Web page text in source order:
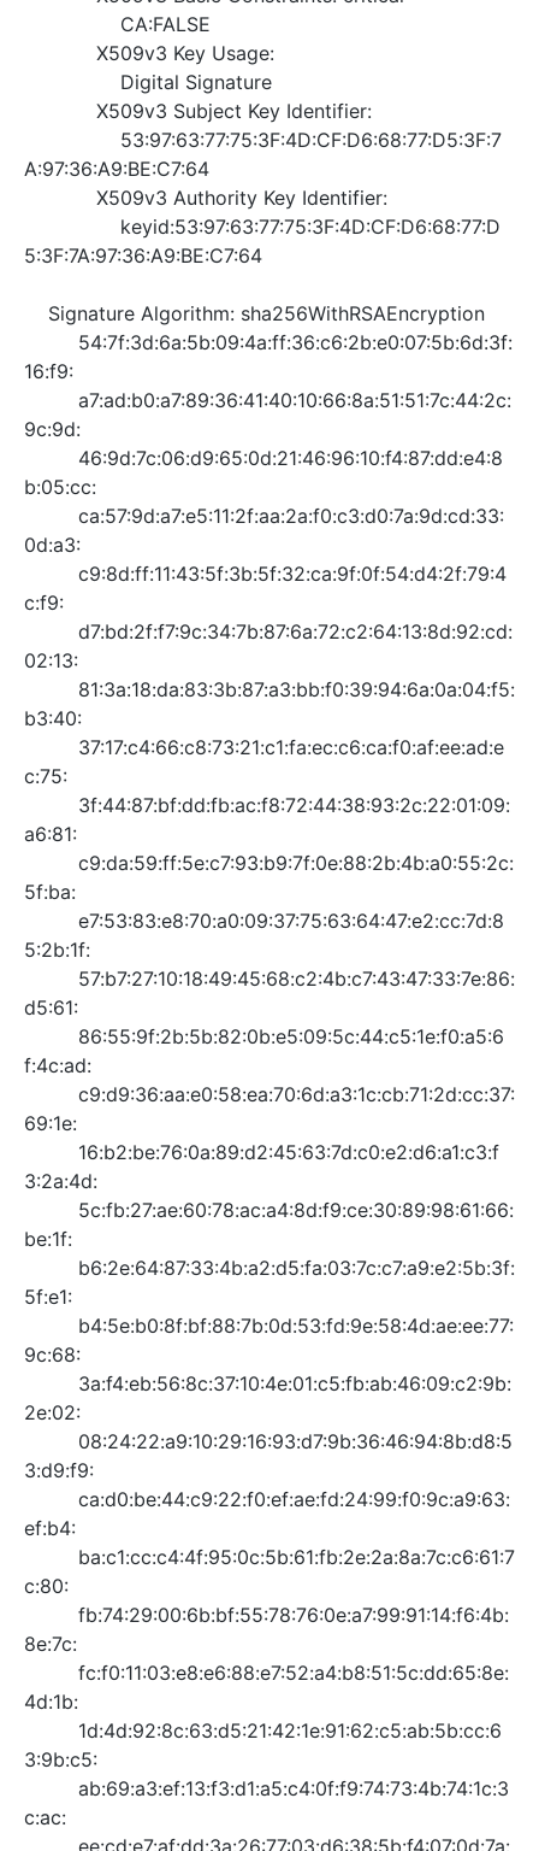
CA:FALSE
X509v3 Key Usage:
Digital Signature
X509v3 Subject Key Identifier:
53:97:63:77:75:3F:4D:CF:D6:68:77:D5:3F:7
A:97:36:A9:BE:C7:64
X509v3 Authority Key Identifier:
keyid:53:97:63:77:75:3F:4D:CF:D6:68:77:D
5:3F:7A:97:36:A9:BE:C7:64
Signature Algorithm: sha256WithRSAEncryption
54:7f:3d:6a:5b:09:4a:ff:36:c6:2b:e0:07:5b:6d:3f:
16:f9:
a7:ad:b0:a7:89:36:41:40:10:66:8a:51:51:7c:44:2c:
9c:9d:
46:9d:7c:06:d9:65:0d:21:46:96:10:f4:87:dd:e4:8
b:05:cc:
ca:57:9d:a7:e5:11:2f:aa:2a:f0:c3:d0:7a:9d:cd:33:
0d:a3:
c9:8d:ff:11:43:5f:3b:5f:32:ca:9f:0f:54:d4:2f:79:4
c:f9:
d7:bd:2f:f7:9c:34:7b:87:6a:72:c2:64:13:8d:92:cd:
02:13:
81:3a:18:da:83:3b:87:a3:bb:f0:39:94:6a:0a:04:f5:
b3:40:
37:17:c4:66:c8:73:21:c1:fa:ec:c6:ca:f0:af:ee:ad:e
c:75:
3f:44:87:bf:dd:fb:ac:f8:72:44:38:93:2c:22:01:09:
a6:81:
c9:da:59:ff:5e:c7:93:b9:7f:0e:88:2b:4b:a0:55:2c:
5f:ba:
e7:53:83:e8:70:a0:09:37:75:63:64:47:e2:cc:7d:8
5:2b:1f:
57:b7:27:10:18:49:45:68:c2:4b:c7:43:47:33:7e:86:
d5:61:
86:55:9f:2b:5b:82:0b:e5:09:5c:44:c5:1e:f0:a5:6
f:4c:ad:
c9:d9:36:aa:e0:58:ea:70:6d:a3:1c:cb:71:2d:cc:37:
69:1e:
16:b2:be:76:0a:89:d2:45:63:7d:c0:e2:d6:a1:c3:f
3:2a:4d:
5c:fb:27:ae:60:78:ac:a4:8d:f9:ce:30:89:98:61:66:
be:1f:
b6:2e:64:87:33:4b:a2:d5:fa:03:7c:c7:a9:e2:5b:3f:
5f:e1:
b4:5e:b0:8f:bf:88:7b:0d:53:fd:9e:58:4d:ae:ee:77:
9c:68:
3a:f4:eb:56:8c:37:10:4e:01:c5:fb:ab:46:09:c2:9b:
2e:02:
08:24:22:a9:10:29:16:93:d7:9b:36:46:94:8b:d8:5
3:d9:f9:
ca:d0:be:44:c9:22:f0:ef:ae:fd:24:99:f0:9c:a9:63:
ef:b4:
ba:c1:cc:c4:4f:95:0c:5b:61:fb:2e:2a:8a:7c:c6:61:7
c:80:
fb:74:29:00:6b:bf:55:78:76:0e:a7:99:91:14:f6:4b:
8e:7c:
fc:f0:11:03:e8:e6:88:e7:52:a4:b8:51:5c:dd:65:8e:
4d:1b:
1d:4d:92:8c:63:d5:21:42:1e:91:62:c5:ab:5b:cc:6
3:9b:c5:
ab:69:a3:ef:13:f3:d1:a5:c4:0f:f9:74:73:4b:74:1c:3
c:ac:
ee:cd:e7:af:dd:3a:26:77:03:d6:38:5b:f4:07:0d:7a: